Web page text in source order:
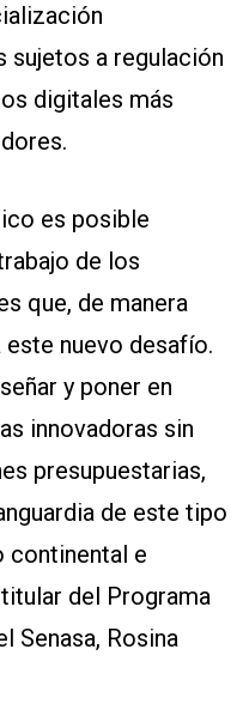
sujetos a regulación
digitales más
es posible
de los
que, de manera
nuevo desafío.
y poner en
innovadoras sin
presupuestarias,
de este tipo
continental e
del Programa
Senasa, Rosina